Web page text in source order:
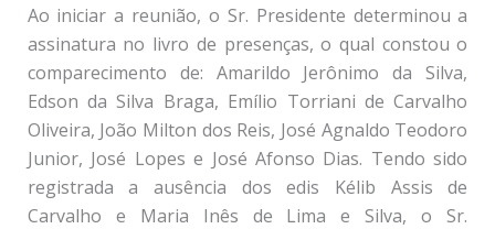
Ao iniciar a reunião, o Sr. Presidente determinou a
assinatura no livro de presenças, o qual constou o
comparecimento de: Amarildo Jerônimo da Silva,
Edson da Silva Braga, Emílio Torriani de Carvalho
Oliveira, João Milton dos Reis, José Agnaldo Teodoro
Junior, José Lopes e José Afonso Dias. Tendo sido
registrada a ausência dos edis Kélib Assis de
Carvalho e Maria Inês de Lima e Silva, o Sr.